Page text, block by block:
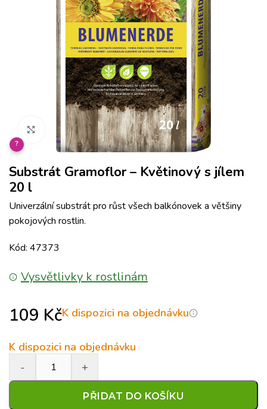
Klikněte pro zvětšení
?
Substrát Gramoflor – Květinový s jílem
20 l
Univerzální substrát pro růst všech balkónovek a většiny
pokojových rostlin.
Kód: 47373
Vysvětlivky k rostlinám
109 KčK dispozici na objednávku
K dispozici na objednávku
PŘIDAT DO KOŠÍKU